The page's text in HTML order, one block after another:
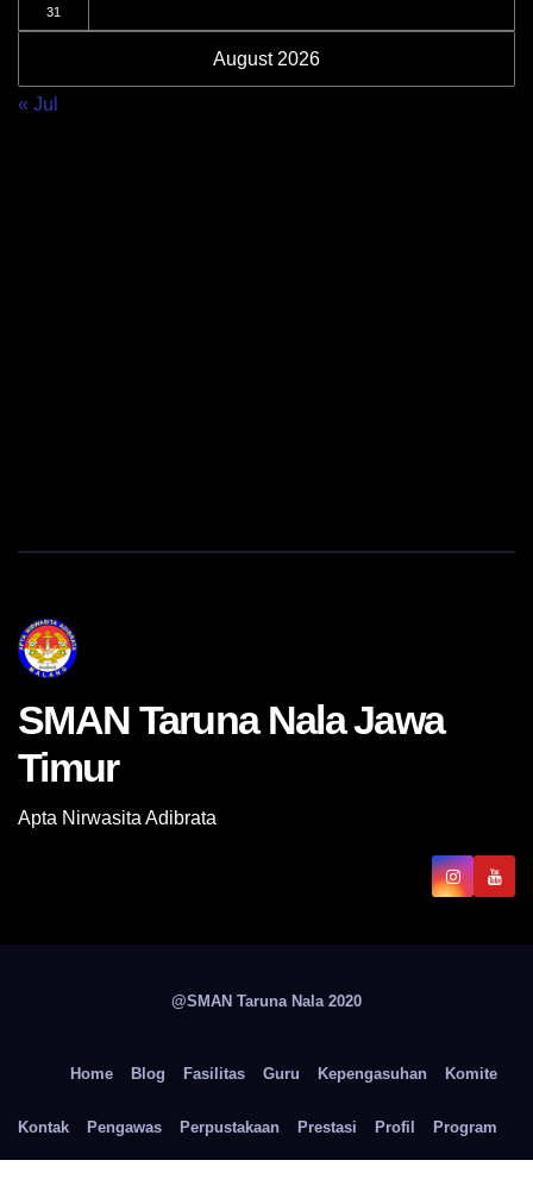
August 2026
31
« Jul
SMAN Taruna Nala Jawa
Timur
Apta Nirwasita Adibrata
@SMAN Taruna Nala 2020
Home Blog Fasilitas Guru Kepengasuhan Komite
Kontak Pengawas Perpustakaan Prestasi Profil Program